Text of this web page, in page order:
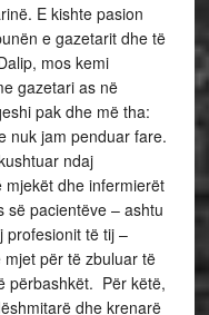
E kishte pasion
e gazetarit dhe të
mos kemi
gazetari as në
pak dhe më tha:
nuk jam penduar fare.
ndaj
dhe infermierët
së pacientëve – ashtu
profesionit të tij –
për të zbuluar të
përbashkët. Për këtë,
dhe krenarë